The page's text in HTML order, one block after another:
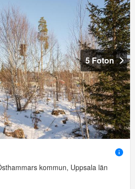
5 Foton
kommun, Uppsala län